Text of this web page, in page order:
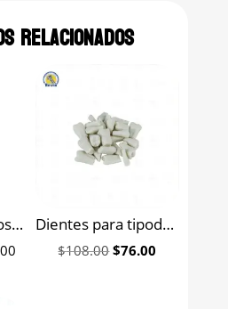
relacionados
Polvo acrílico tonos diente autocurable Nic Tone MDC Dental
Price
Dientes para tipodonto de acrílico económico
$108.00Original
$76.00